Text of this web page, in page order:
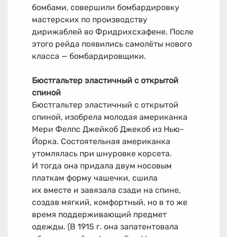
бомбами, совершили бомбардировку
мастерских по производству
дирижаблей во Фридрихсхафене. После
этого рейда появились самолёты нового
класса — бомбардировщики.
Бюстгальтер эластичный с открытой
спиной
Бюстгальтер эластичный с открытой
спиной, изобрела молодая американка
Мери Фелпс Джейкоб Джекоб из Нью-
Йорка. Состоятельная американка
утомлялась при шнуровке корсета.
И тогда она придала двум носовым
платкам форму чашечки, сшила
их вместе и завязала сзади на спине,
создав мягкий, комфортный, но в то же
время поддерживающий предмет
одежды. (В 1915 г. она запатентовала